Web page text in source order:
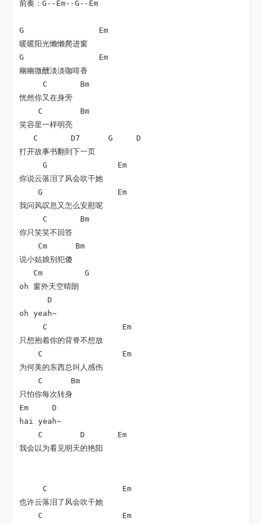
前奏：G--Em--G--Em
G                Em
暖暖阳光懒懒爬进窗
G                Em
幽幽微醺淡淡咖啡香
     C       Bm
恍然你又在身旁
    C        Bm
笑容星一样明亮
   C       D7      G     D
打开故事书翻到下一页
     G               Em
你说云落泪了风会吹干她
    G                Em
我问风叹息又怎么安慰呢
     C       Bm
你只笑笑不回答
    Cm      Bm
说小姑娘别犯傻
   Cm         G
oh 窗外天空晴朗
      D
oh yeah~
     C                Em
只想抱着你的背脊不想放
    C                 Em
为何美的东西总叫人感伤
    C      Bm
只怕你每次转身
Em     D
hai yeah~
    C        D       Em
我会以为看见明天的艳阳
     C                Em
也许云落泪了风会吹干她
    C                 Em